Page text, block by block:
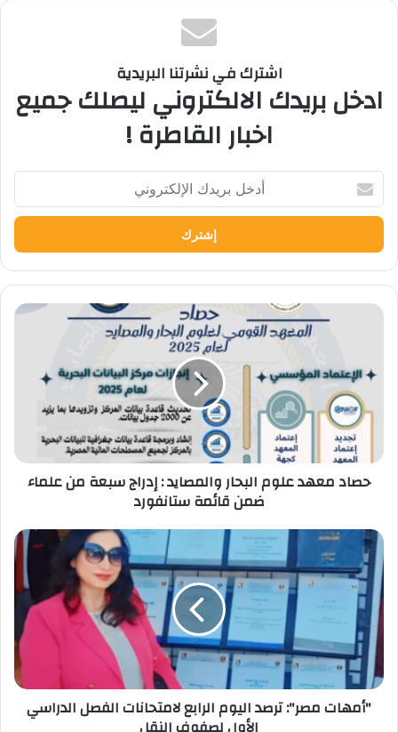
اشترك في نشرتنا البريدية
ادخل بريدك الالكتروني ليصلك جميع
اخبار القاطرة !
بريدك
الإلكتروني
حصاد
البحار
والمصايد
إدراج
من
علماء
ستانفورد
حصاد معهد علوم البحار والمصايد : إدراج سبعة من علماء
ضمن قائمة ستانفورد
"أمهات
مصر":
ترصد
اليوم
الرابع
لامتحانات
الفصل
الدراسي
الأول
لصفوف
"أمهات مصر": ترصد اليوم الرابع لامتحانات الفصل الدراسي